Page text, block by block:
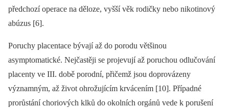
předchozí operace na děloze, vyšší věk rodičky nebo nikotinový
abúzus [6].
Poruchy placentace bývají až do porodu většinou
asymptomatické. Nejčastěji se projevují až poruchou odlučování
placenty ve III. době porodní, přičemž jsou doprovázeny
významným, až život ohrožujícím krvácením [10]. Případné
prorůstání choriových klků do okolních orgánů vede k porušení